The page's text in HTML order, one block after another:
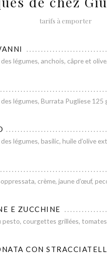
tarifs à emporter
légumes, anchois, câpre et olive.
légumes, Burrata Pugliese 125
légumes, basilic, huile d’olive
crème, jaune d’œuf,
E ZUCCHINE
pesto, courgettes grillées,
CON